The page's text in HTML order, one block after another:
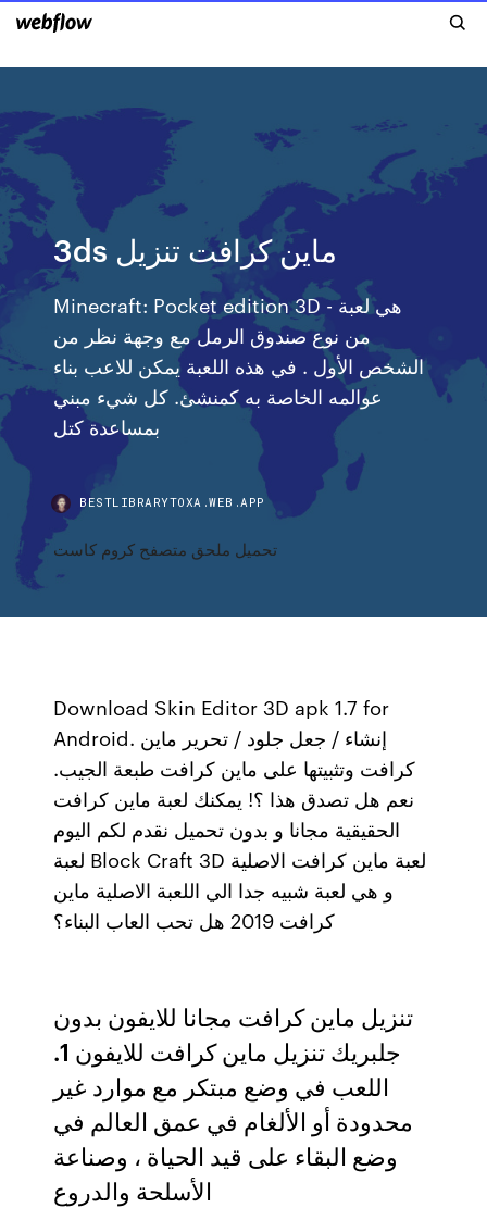
3ds ماين كرافت تنزيل
Minecraft: Pocket edition 3D - هي لعبة
من نوع صندوق الرمل مع وجهة نظر من
الشخص الأول . في هذه اللعبة يمكن للاعب بناء
عوالمه الخاصة به كمنشئ. كل شيء مبني
BESTLIBRARYTOXA.WEB.APP
تحميل ملحق متصفح كروم كاست
Download Skin Editor 3D apk 1.7 for
Android. إنشاء / جعل جلود / تحرير ماين
كرافت وتثبيتها على ماين كرافت طبعة الجيب.
نعم هل تصدق هذا ؟! يمكنك لعبة ماين كرافت
الحقيقية مجانا و بدون تحميل نقدم لكم اليوم
لعبة Block Craft 3D لعبة ماين كرافت الاصلية
و هي لعبة شبيه جدا الي اللعبة الاصلية ماين
كرافت 2019 هل تحب العاب البناء؟
تنزيل ماين كرافت مجانا للايفون بدون
جلبريك تنزيل ماين كرافت للايفون 1.
اللعب في وضع مبتكر مع موارد غير
محدودة أو الألغام في عمق العالم في
وضع البقاء على قيد الحياة ، وصناعة
الأسلحة والدروع